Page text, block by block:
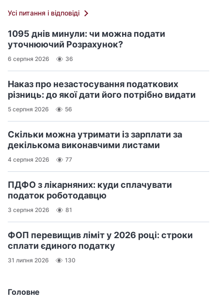
Головне
Усі питання і відповіді
1095 днів минули: чи можна подати
уточнюючий Розрахунок?
6 серпня 2026 36
Наказ про незастосування податкових
різниць: до якої дати його потрібно видати
5 серпня 2026 56
Скільки можна утримати із зарплати за
декількома виконавчими листами
4 серпня 2026 77
ПДФО з лікарняних: куди сплачувати
податок роботодавцю
3 серпня 2026 81
ФОП перевищив ліміт у 2026 році: строки
сплати єдиного податку
31 липня 2026 130